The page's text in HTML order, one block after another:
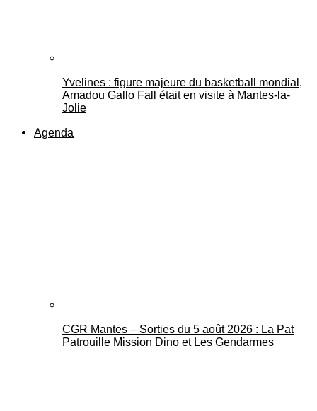
Yvelines : figure majeure du basketball mondial,
Amadou Gallo Fall était en visite à Mantes-la-
Jolie
Agenda
CGR Mantes – Sorties du 5 août 2026 : La Pat
Patrouille Mission Dino et Les Gendarmes